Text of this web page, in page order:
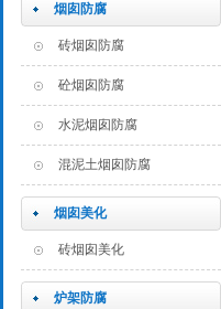
烟囱防腐
砖烟囱防腐
砼烟囱防腐
水泥烟囱防腐
混泥土烟囱防腐
烟囱美化
砖烟囱美化
炉架防腐